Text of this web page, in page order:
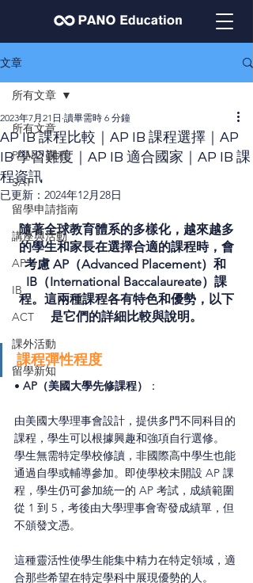
文章
所有文章
PANO 課程
SAT
留學申請指南
講座與活動
AP
IB
ACT
課外活動
留學新知
所有文章
AP IB 課程比較｜AP IB 課程選擇｜AP
IB 學習難度｜AP IB 適合國家｜AP IB 課
程資訊
2023年7月21日 讀畢需時 6 分鐘
已更新： 2024年12月28日
隨著全球教育體系的多樣化，越來越多
的學生和家長在選擇合適的課程時，會
考慮 AP（Advanced Placement）和
IB（International Baccalaureate）課
程。這兩種課程各有特色和優勢，以下
是它們的詳細比較與說明。
課程彈性程度
• AP（美國大學先修課程） ：
由美國大學理事會設計，提供多門不同科目的
課程，學生可以根據興趣和強項自行選修。
學生無需特定學校修讀，非國際高中學生也能
通過自學或輔導參加。即使學校未開設 AP 課
程，學生仍可參加統一的 AP 考試，成績範圍
從 1 到 5，考後由大學理事會寄發成績單，但
不頒發文憑。
這種靈活性使學生能集中精力在特定領域，適
合那些希望在特定學科中展現優勢的人。